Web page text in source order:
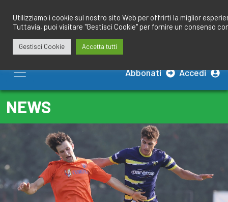
contenuto
Abbonati Accedi
NEWS
Utilizziamo i cookie sul nostro sito Web per offrirti la miglior
Tuttavia, puoi visitare "Gestisci Cookie" per fornire un consenso
Gestisci Cookie Accetta tutti